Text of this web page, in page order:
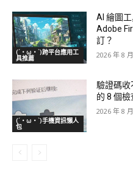
(´・ω・`)跨平台應用工
具推薦
AI 繪圖
Adobe
訂？
2026 年 8
(´・ω・`)手機資訊懶人
包
驗證碼收
的 8 個檢
2026 年 8